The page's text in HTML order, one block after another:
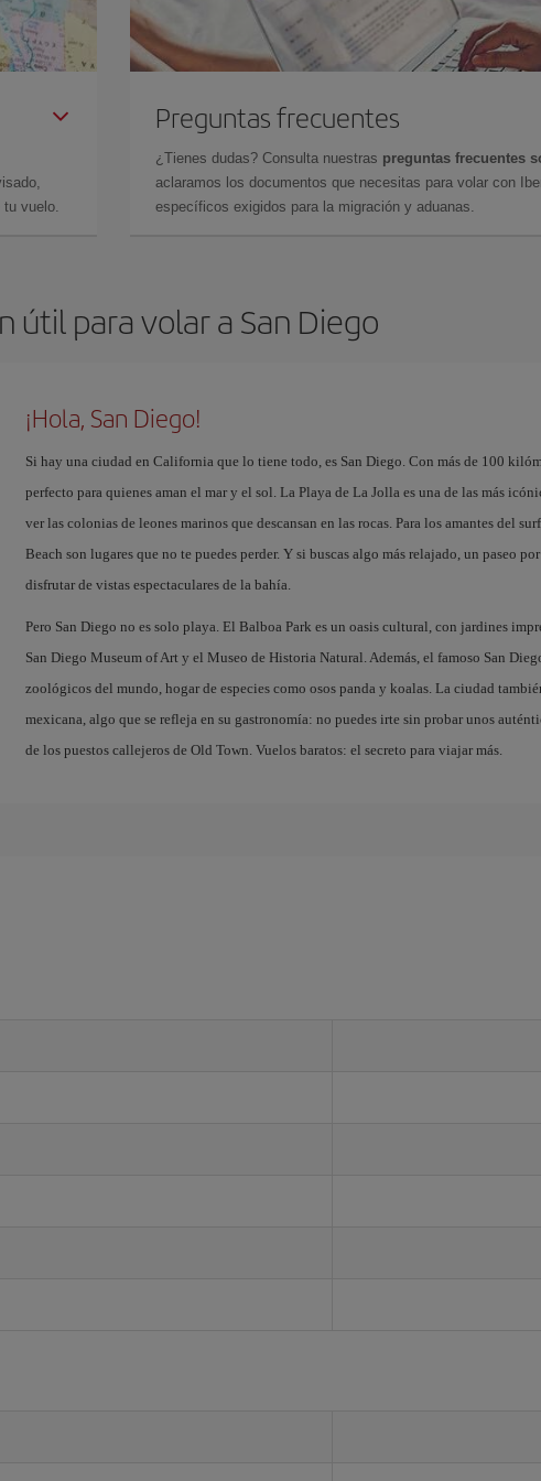
tu vuelo.
Preguntas frecuentes
¿Tienes dudas? Consulta nuestras preguntas frecuentes
aclaramos los documentos que necesitas para volar con
específicos exigidos para la migración y aduanas.
útil para volar a San Diego
¡Hola, San Diego!
Si hay una ciudad en California que lo tiene todo, es San Diego. Con más de 100
perfecto para quienes aman el mar y el sol. La Playa de La Jolla es una de las más
ver las colonias de leones marinos que descansan en las rocas. Para los amantes del
Beach son lugares que no te puedes perder. Y si buscas algo más relajado, un paseo
disfrutar de vistas espectaculares de la bahía.
Pero San Diego no es solo playa. El Balboa Park es un oasis cultural, con jardines
San Diego Museum of Art y el Museo de Historia Natural. Además, el famoso San
zoológicos del mundo, hogar de especies como osos panda y koalas. La ciudad
mexicana, algo que se refleja en su gastronomía: no puedes irte sin probar unos
de los puestos callejeros de Old Town. Vuelos baratos: el secreto para viajar más.